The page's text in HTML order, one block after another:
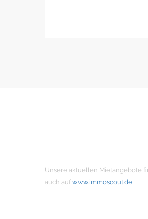
Unsere aktuellen Mietangebote
auch auf www.immoscout.de